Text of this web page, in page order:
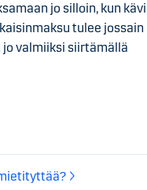
jo silloin, kun
tulee jossain
jo valmiiksi siirtämällä